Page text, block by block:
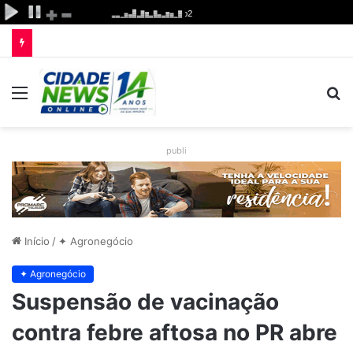
Menu
publi
Início / ✦ Agronegócio
✦ Agronegócio
Suspensão de vacinação
contra febre aftosa no PR abre